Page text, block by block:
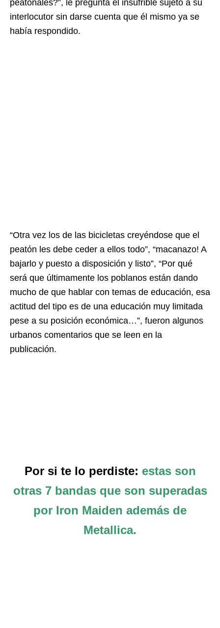
peatonales?”, le pregunta el insufrible sujeto a su
interlocutor sin darse cuenta que él mismo ya se
había respondido.
“Otra vez los de las bicicletas creyéndose que el
peatón les debe ceder a ellos todo”, “macanazo! A
bajarlo y puesto a disposición y listo”, “Por qué
será que últimamente los poblanos están dando
mucho de que hablar con temas de educación, esa
actitud del tipo es de una educación muy limitada
pese a su posición económica…”, fueron algunos
urbanos comentarios que se leen en la
publicación.
Por si te lo perdiste: estas son
otras 7 bandas que son superadas
por Iron Maiden además de
Metallica.